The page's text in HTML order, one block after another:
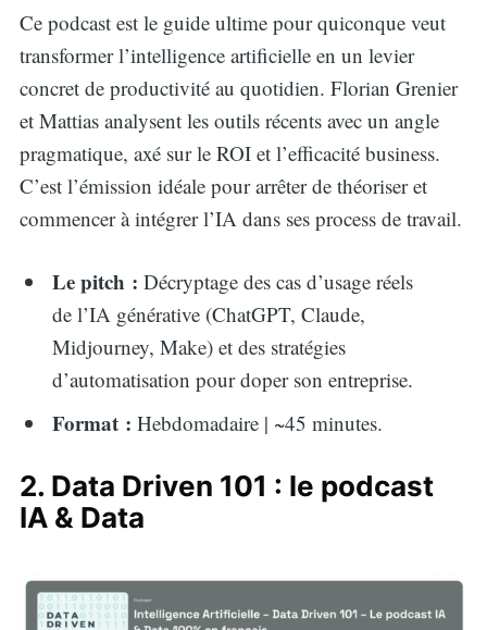
Ce podcast est le guide ultime pour quiconque veut
transformer l’intelligence artificielle en un levier
concret de productivité au quotidien. Florian Grenier
et Mattias analysent les outils récents avec un angle
pragmatique, axé sur le ROI et l’efficacité business.
C’est l’émission idéale pour arrêter de théoriser et
commencer à intégrer l’IA dans ses process de travail.
Le pitch : Décryptage des cas d’usage réels
de l’IA générative (ChatGPT, Claude,
Midjourney, Make) et des stratégies
d’automatisation pour doper son entreprise.
Format : Hebdomadaire | ~45 minutes.
2. Data Driven 101 : le podcast
IA & Data